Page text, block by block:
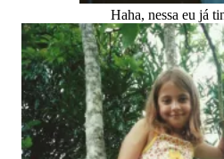
Haha, nessa eu já